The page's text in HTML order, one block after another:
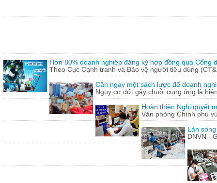
Hơn 80% doanh nghiệp đăng ký hợp đồng qua Cổng
Theo Cục Cạnh tranh và Bảo vệ người tiêu dùng
Cần ngay một sách lược để doanh
Nguy cơ đứt gãy chuỗi cung ứng là
Hoàn thiện Nghị quyết
Văn phòng Chính phủ
Làn
DNVN -